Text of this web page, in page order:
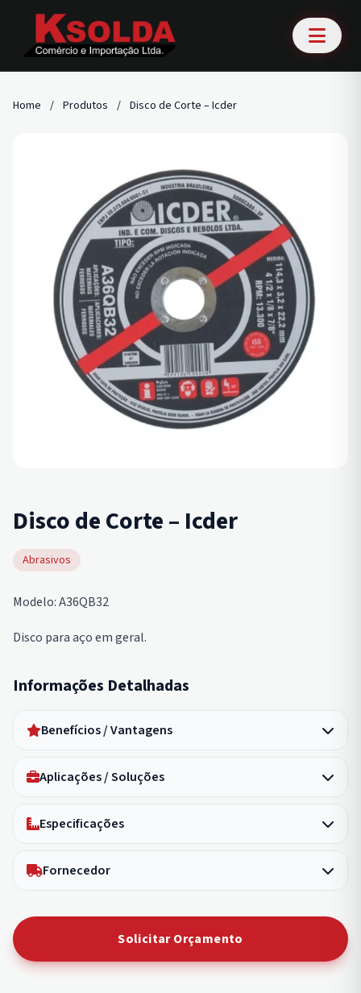
Home / Produtos / Disco de Corte – Icder
Disco de Corte – Icder
Abrasivos
Modelo: A36QB32
Disco para aço em geral.
Informações Detalhadas
Benefícios / Vantagens
Aplicações / Soluções
Especificações
Fornecedor
Solicitar Orçamento